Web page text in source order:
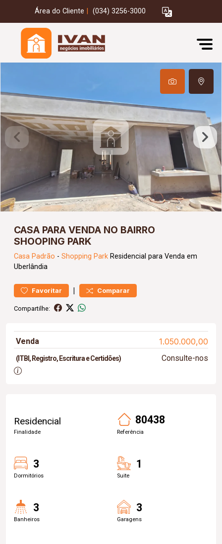
Área do Cliente (034) 3256-3000
CASA PARA VENDA NO BAIRRO
SHOOPING PARK
Casa Padrão - Shopping Park Residencial para Venda em
Uberlândia
Favoritar | Comparar
Compartilhe:
Venda 1.050.000,00
(ITBI, Registro, Escritura e Certidões) Consulte-nos
Residencial
Finalidade
80438
Referência
3
Dormitórios
1
Suite
3
Banheiros
3
Garagens